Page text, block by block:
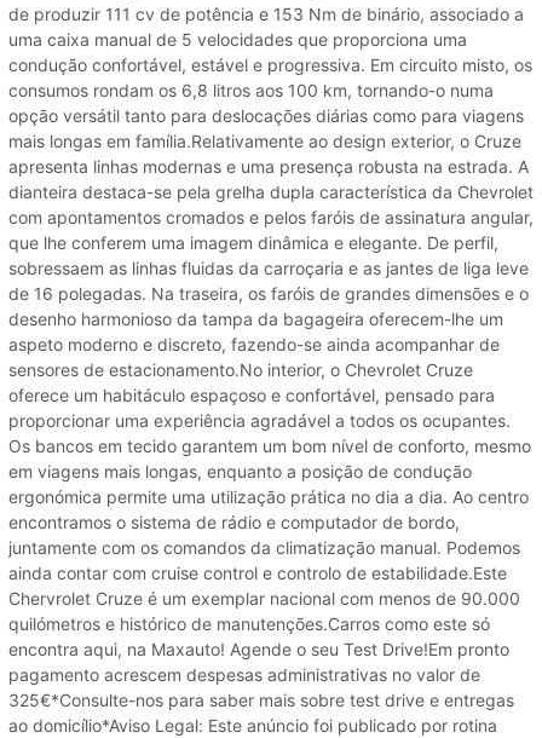
de produzir 111 cv de potência e 153 Nm de binário, associado a
uma caixa manual de 5 velocidades que proporciona uma
condução confortável, estável e progressiva. Em circuito misto, os
consumos rondam os 6,8 litros aos 100 km, tornando-o numa
opção versátil tanto para deslocações diárias como para viagens
mais longas em família.Relativamente ao design exterior, o Cruze
apresenta linhas modernas e uma presença robusta na estrada. A
dianteira destaca-se pela grelha dupla característica da Chevrolet
com apontamentos cromados e pelos faróis de assinatura angular,
que lhe conferem uma imagem dinâmica e elegante. De perfil,
sobressaem as linhas fluidas da carroçaria e as jantes de liga leve
de 16 polegadas. Na traseira, os faróis de grandes dimensões e o
desenho harmonioso da tampa da bagageira oferecem-lhe um
aspeto moderno e discreto, fazendo-se ainda acompanhar de
sensores de estacionamento.No interior, o Chevrolet Cruze
oferece um habitáculo espaçoso e confortável, pensado para
proporcionar uma experiência agradável a todos os ocupantes.
Os bancos em tecido garantem um bom nível de conforto, mesmo
em viagens mais longas, enquanto a posição de condução
ergonómica permite uma utilização prática no dia a dia. Ao centro
encontramos o sistema de rádio e computador de bordo,
juntamente com os comandos da climatização manual. Podemos
ainda contar com cruise control e controlo de estabilidade.Este
Chervrolet Cruze é um exemplar nacional com menos de 90.000
quilómetros e histórico de manutenções.Carros como este só
encontra aqui, na Maxauto! Agende o seu Test Drive!Em pronto
pagamento acrescem despesas administrativas no valor de
325€*Consulte-nos para saber mais sobre test drive e entregas
ao domicílio*Aviso Legal: Este anúncio foi publicado por rotina